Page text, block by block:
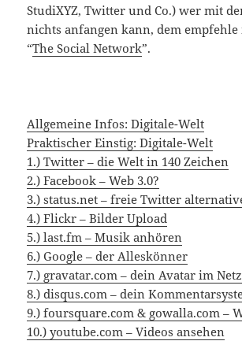
StudiXYZ, Twitter und Co.) wer mit
nichts anfangen kann, dem
“The Social Network”.
Allgemeine Infos: Digitale-Welt
Praktischer Einstig: Digitale-Welt
1.) Twitter – die Welt in 140 Zeichen
2.) Facebook – Web 3.0?
3.) status.net – freie Twitter
4.) Flickr – Bilder Upload
5.) last.fm – Musik anhören
6.) Google – der Alleskönner
7.) gravatar.com – dein Avatar im Netz
8.) disqus.com – dein
9.) foursquare.com & gowalla.com –
10.) youtube.com – Videos ansehen